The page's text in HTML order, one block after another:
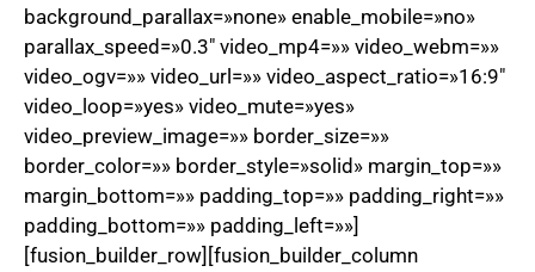
background_parallax=»none» enable_mobile=»no»
parallax_speed=»0.3″ video_mp4=»» video_webm=»»
video_ogv=»» video_url=»» video_aspect_ratio=»16:9″
video_loop=»yes» video_mute=»yes»
video_preview_image=»» border_size=»»
border_color=»» border_style=»solid» margin_top=»»
margin_bottom=»» padding_top=»» padding_right=»»
padding_bottom=»» padding_left=»»]
[fusion_builder_row][fusion_builder_column